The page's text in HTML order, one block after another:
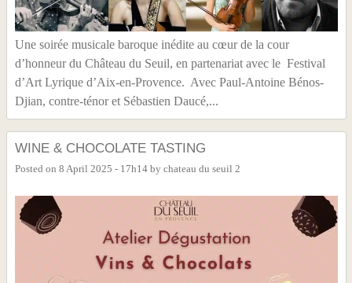
Une soirée musicale baroque inédite au cœur de la cour
d’honneur du Château du Seuil, en partenariat avec le Festival
d’Art Lyrique d’Aix-en-Provence. Avec Paul-Antoine Bénos-
Djian, contre-ténor et Sébastien Daucé,...
WINE & CHOCOLATE TASTING
Posted on 8 April 2025 - 17h14 by chateau du seuil 2